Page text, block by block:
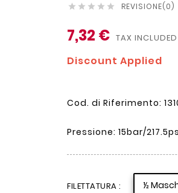
     REVISIONE(0)
7,32 € TAX INCLUDED
Discount Applied
Cod. di Riferimento:
Pressione: 15bar/
FILETTATURA : ½